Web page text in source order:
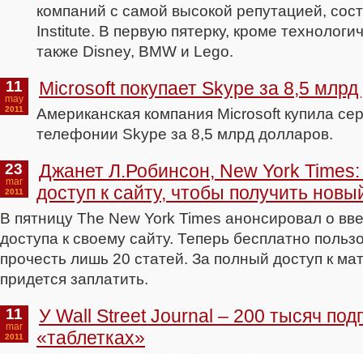
компаний с самой высокой репутацией,
Institute. В первую пятерку, кроме
также Disney, BMW и Lego.
11
may
2011
Microsoft покупает Skype за 8,5
Американская компания Microsoft купила
телефонии Skype за 8,5 млрд долларов.
23
mar
2011
Джанет Л.Робинсон, New York
доступ к сайту, чтобы получить
В пятницу The New York Times анонсировал о
доступа к своему сайту. Теперь бесплатно
прочесть лишь 20 статей. За полный доступ к
придется заплатить.
11
mar
2011
У Wall Street Journal – 200 тысяч
«таблетках»